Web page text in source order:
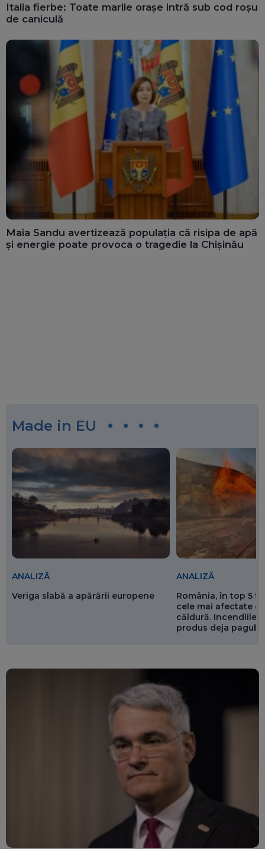
Italia fierbe: Toate marile orașe intră sub cod roșu
de caniculă
Maia Sandu avertizează populația că risipa de apă
și energie poate provoca o tragedie la Chișinău
Made in EU
ANALIZĂ
Veriga slabă a apărării europene
ANALIZĂ
România, în top 5
cele mai afectate
căldură. Incendiile
produs deja